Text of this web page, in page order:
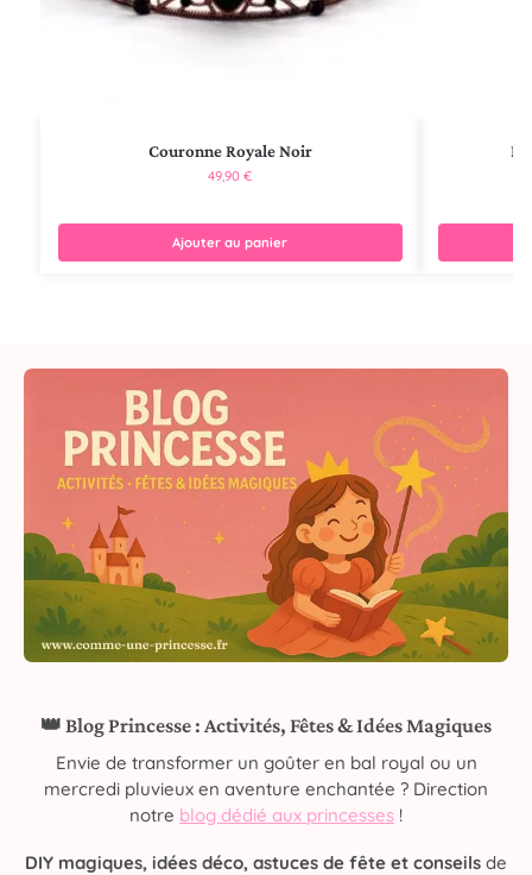
Couronne Royale Noir
49,90€
Ajouter au panier
👑 Blog Princesse : Activités, Fêtes & Idées Magiques
Envie de transformer un goûter en bal royal ou un
mercredi pluvieux en aventure enchantée ? Direction
notre blog dédié aux princesses !
DIY magiques, idées déco, astuces de fête et conseils de